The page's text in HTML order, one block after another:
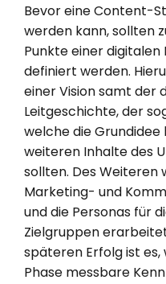
Bevor eine Content-
werden kann, sollten
Punkte einer
definiert werden.
einer Vision samt der
Leitgeschichte, der
welche die Grundidee
weiteren Inhalte des
sollten. Des Weiteren
Marketing- und
und die Personas für
Zielgruppen
späteren Erfolg ist
Phase messbare